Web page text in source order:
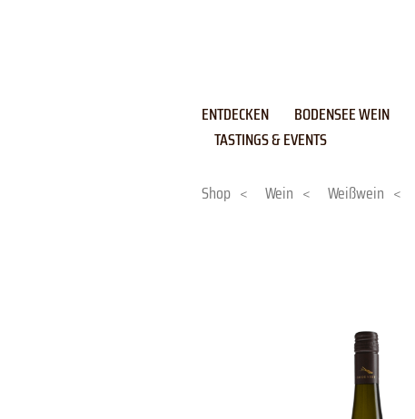
ENTDECKEN BODENSEE WEIN
TASTINGS & EVENTS
Shop < Wein < Weißwein <